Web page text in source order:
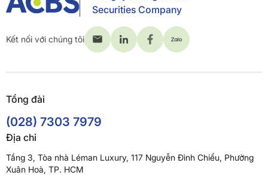
Securities Company
Kết nối với chúng tôi
Tổng đài
(028) 7303 7979
Địa chỉ
Tầng 3, Tòa nhà Léman Luxury, 117 Nguyễn Đình Chiểu, Phường
Xuân Hoà, TP. HCM